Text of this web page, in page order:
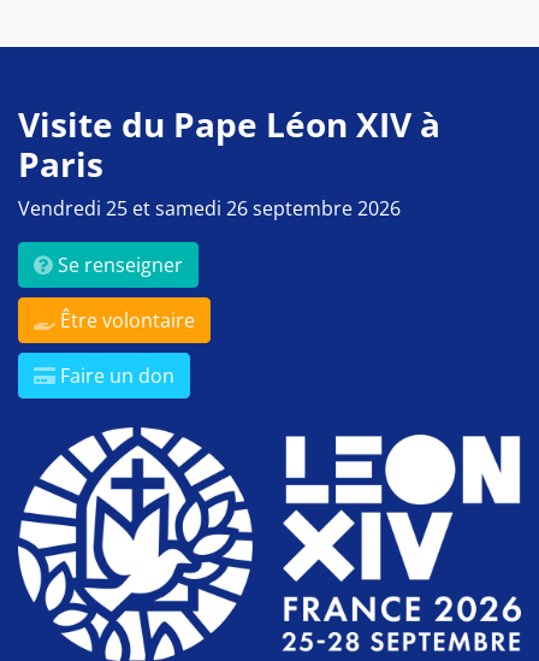
Visite du Pape Léon XIV à
Paris
Vendredi 25 et samedi 26 septembre 2026
Se renseigner
Être volontaire
Faire un don